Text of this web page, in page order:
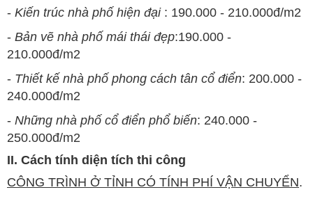
- Kiến trúc nhà phố hiện đại : 190.000 - 210.000đ/m2
- Bản vẽ nhà phố mái thái đẹp:190.000 -
210.000đ/m2
- Thiết kế nhà phố phong cách tân cổ điển: 200.000 -
240.000đ/m2
- Những nhà phố cổ điển phổ biến: 240.000 -
250.000đ/m2
II. Cách tính diện tích thi công
CÔNG TRÌNH Ở TỈNH CÓ TÍNH PHÍ VẬN CHUYỂN.